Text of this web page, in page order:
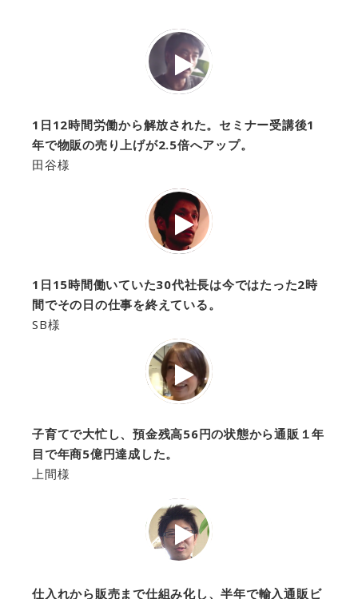
1日12時間労働から解放された。セミナー受講後1
年で物販の売り上げが2.5倍へアップ。
田谷様
1日15時間働いていた30代社長は今ではたった2時
間でその日の仕事を終えている。
SB様
子育てで大忙し、預金残高56円の状態から通販１年
目で年商5億円達成した。
上間様
仕入れから販売まで仕組み化し、半年で輸入通販ビ